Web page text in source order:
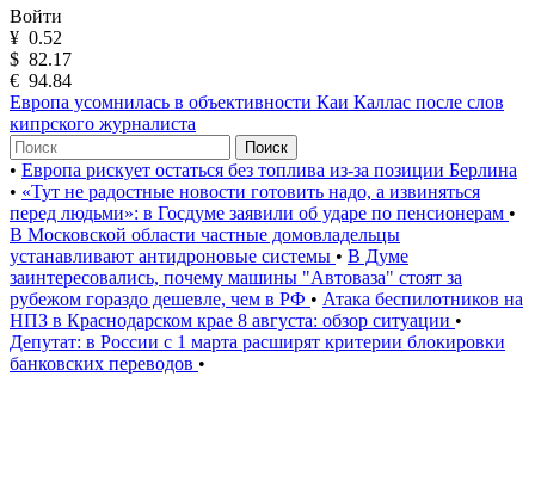
Войти
¥ 0.52
$ 82.17
€ 94.84
Европа усомнилась в объективности Каи Каллас после слов
кипрского журналиста
Поиск
• Европа рискует остаться без топлива из-за позиции Берлина
• «Тут не радостные новости готовить надо, а извиняться
перед людьми»: в Госдуме заявили об ударе по пенсионерам •
В Московской области частные домовладельцы
устанавливают антидроновые системы • В Думе
заинтересовались, почему машины "Автоваза" стоят за
рубежом гораздо дешевле, чем в РФ • Атака беспилотников на
НПЗ в Краснодарском крае 8 августа: обзор ситуации •
Депутат: в России с 1 марта расширят критерии блокировки
банковских переводов •